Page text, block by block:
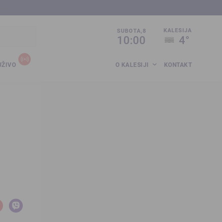
SUBOTA,8
10:00
KALESIJA
4°
O KALESIJI KONTAKT